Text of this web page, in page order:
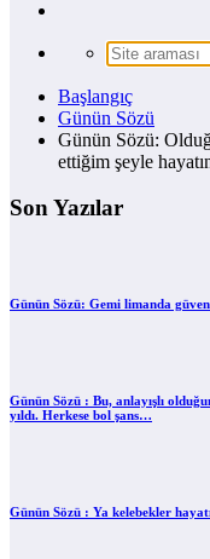
Başlangıç
Günün Sözü
Günün Sözü:
ettiğim şeyle
Son Yazılar
Günün Sözü: Gemi limanda
Günün Sözü : Bu, anlayışlı
yıldı. Herkese bol şans…
Günün Sözü : Ya kelebekler